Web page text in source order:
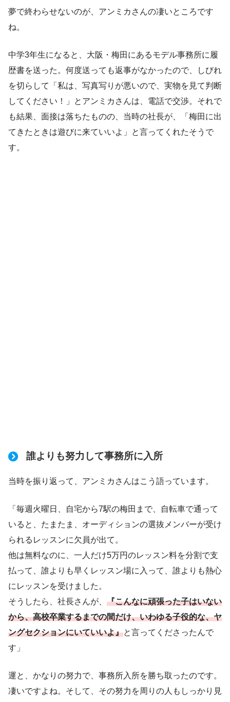
夢で終わらせないのが、アンミカさんの凄いところです
ね。
中学3年生になると、大阪・梅田にあるモデル事務所に履
歴書を送った。何度送っても返事がなかったので、しびれ
を切らして「私は、写真写りが悪いので、実物を見て判断
してください！」とアンミカさんは、電話で交渉。それで
も結果、面接は落ちたものの、当時の社長が、「梅田に出
てきたときは遊びに来ていいよ」と言ってくれたそうで
す。
誰よりも努力して事務所に入所
当時を振り返って、アンミカさんはこう語っています。
「毎週火曜日、自宅から7駅の梅田まで、自転車で通って
いると、たまたま、オーディションの選抜メンバーが受け
られるレッスンに欠員が出て。
他は無料なのに、一人だけ5万円のレッスン料を分割で支
払って、誰よりも早くレッスン場に入って、誰よりも熱心
にレッスンを受けました。
そうしたら、社長さんが、 『こんなに頑張った子はいない
から、高校卒業するまでの間だけ、いわゆる子役的な、ヤ
ングセクションにいていいよ』と言ってくださったんで
す」
運と、かなりの努力で、事務所入所を勝ち取ったのです。
凄いですよね。そして、その努力を周りの人もしっかり見